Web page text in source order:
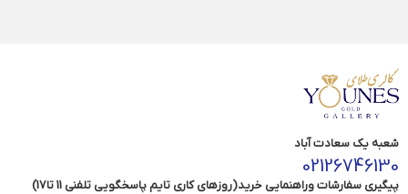
شعبه یک سعادت آباد
02126746130
پیگیری سفارشات وراهنمایی خرید(روزهای کاری تایم پاسخگویی تلفنی 11 تا17)